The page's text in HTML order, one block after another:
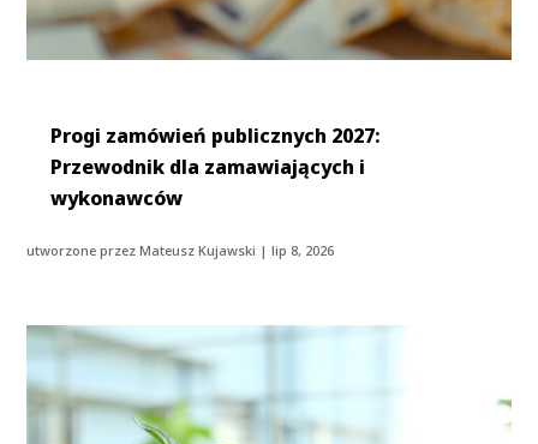
Progi zamówień publicznych 2027:
Przewodnik dla zamawiających i
wykonawców
utworzone przezMateusz Kujawski |lip 8, 2026